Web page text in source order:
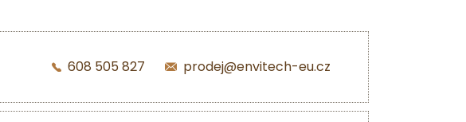
608 505 827 prodej@envitech-eu.cz